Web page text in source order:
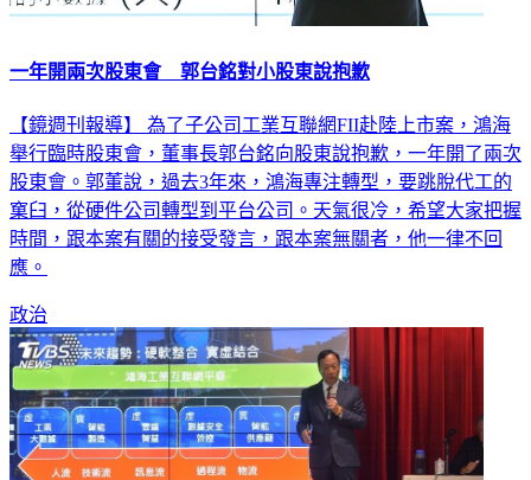
一年開兩次股東會 郭台銘對小股東說抱歉
【鏡週刊報導】 為了子公司工業互聯網FII赴陸上市案，鴻海
舉行臨時股東會，董事長郭台銘向股東說抱歉，一年開了兩次
股東會。郭董說，過去3年來，鴻海專注轉型，要跳脫代工的
窠臼，從硬件公司轉型到平台公司。天氣很冷，希望大家把握
時間，跟本案有關的接受發言，跟本案無關者，他一律不回
應。
政治